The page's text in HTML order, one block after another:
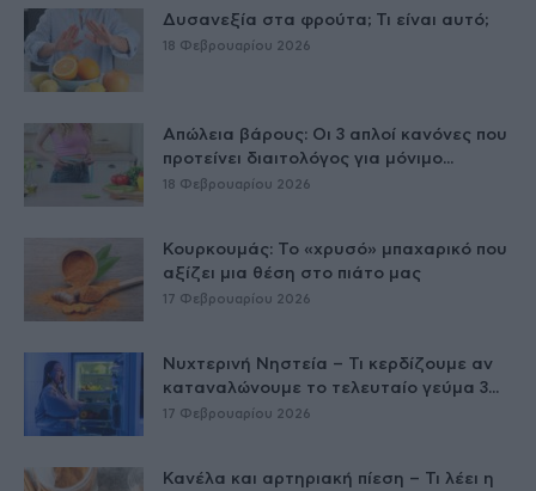
Δυσανεξία στα φρούτα; Τι είναι αυτό;
18 Φεβρουαρίου 2026
Απώλεια βάρους: Οι 3 απλοί κανόνες που
προτείνει διαιτολόγος για μόνιμο...
18 Φεβρουαρίου 2026
Κουρκουμάς: Το «χρυσό» μπαχαρικό που
αξίζει μια θέση στο πιάτο μας
17 Φεβρουαρίου 2026
Νυχτερινή Νηστεία – Τι κερδίζουμε αν
καταναλώνουμε το τελευταίο γεύμα 3...
17 Φεβρουαρίου 2026
Κανέλα και αρτηριακή πίεση – Τι λέει η